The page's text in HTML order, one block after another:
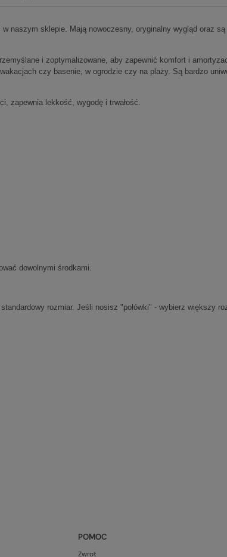
naszym sklepie. Mają nowoczesny, oryginalny wygląd oraz
i zoptymalizowane, aby zapewnić komfort i
czy basenie, w ogrodzie czy na plaży. Są bardzo
zapewnia lekkość, wygodę i trwałość.
dowolnymi środkami.
rozmiar. Jeśli nosisz "połówki" - wybierz większy
POMOC
Zwrot